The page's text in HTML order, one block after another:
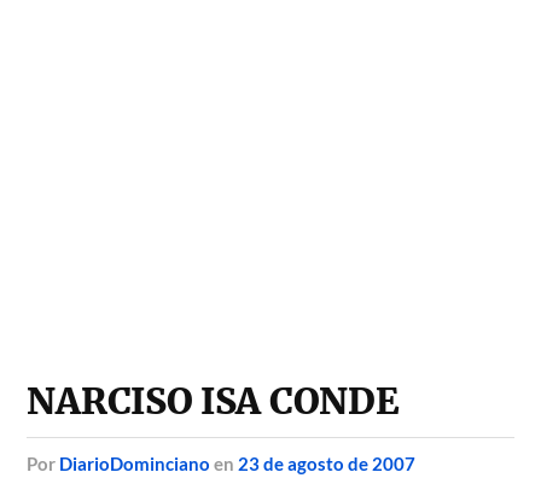
NARCISO ISA CONDE
por DiarioDominciano en 23 de agosto de 2007